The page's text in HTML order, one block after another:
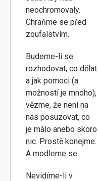
neochromovaly.
Chraňme se před
zoufalstvím.
Budeme-li se
rozhodovat, co dělat
a jak pomoci (a
možností je mnoho),
vězme, že není na
nás posuzovat, co
je málo anebo skoro
nic. Prostě konejme.
A modleme se.
Nevidíme-li v